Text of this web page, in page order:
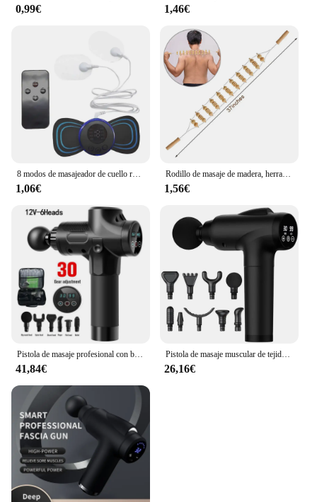
0,99€ 1,46€
8 modos de masajeador de cuello recargable con control remoto EMS de baja frecuencia para alivio del dolor
1,06€
Rodillo de masaje de madera, herramientas de masaje de celulitis para terapia de madera, rodillo masajeador de espalda Manual de madera, cuerda para aliviar el dolor de espalda de piernas, 1 ud.
1,56€
Pistola de masaje profesional con bolsa portátil, 12V, percusión eléctrica, Fascia, tejido, relajación muscular, alivio del dolor, moldeador de Fitness
41,84€
Pistola de masaje muscular de tejido profundo con 30 velocidades, masajeador profesional de relajación muscular para atletas, masajeador de mano con 9 cabezales
26,16€